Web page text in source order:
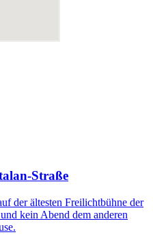
Straße
der ältesten Freilichtbühne der
kein Abend dem anderen